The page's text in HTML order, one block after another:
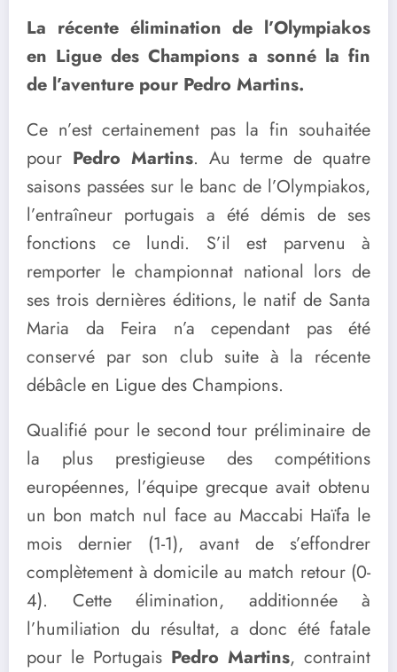
La récente élimination de l’Olympiakos
en Ligue des Champions a sonné la fin
de l’aventure pour Pedro Martins.
Ce n’est certainement pas la fin souhaitée
pour Pedro Martins. Au terme de quatre
saisons passées sur le banc de l’Olympiakos,
l’entraîneur portugais a été démis de ses
fonctions ce lundi. S’il est parvenu à
remporter le championnat national lors de
ses trois dernières éditions, le natif de Santa
Maria da Feira n’a cependant pas été
conservé par son club suite à la récente
débâcle en Ligue des Champions.
Qualifié pour le second tour préliminaire de
la plus prestigieuse des compétitions
européennes, l’équipe grecque avait obtenu
un bon match nul face au Maccabi Haïfa le
mois dernier (1-1), avant de s’effondrer
complètement à domicile au match retour (0-
4). Cette élimination, additionnée à
l’humiliation du résultat, a donc été fatale
pour le Portugais Pedro Martins, contraint